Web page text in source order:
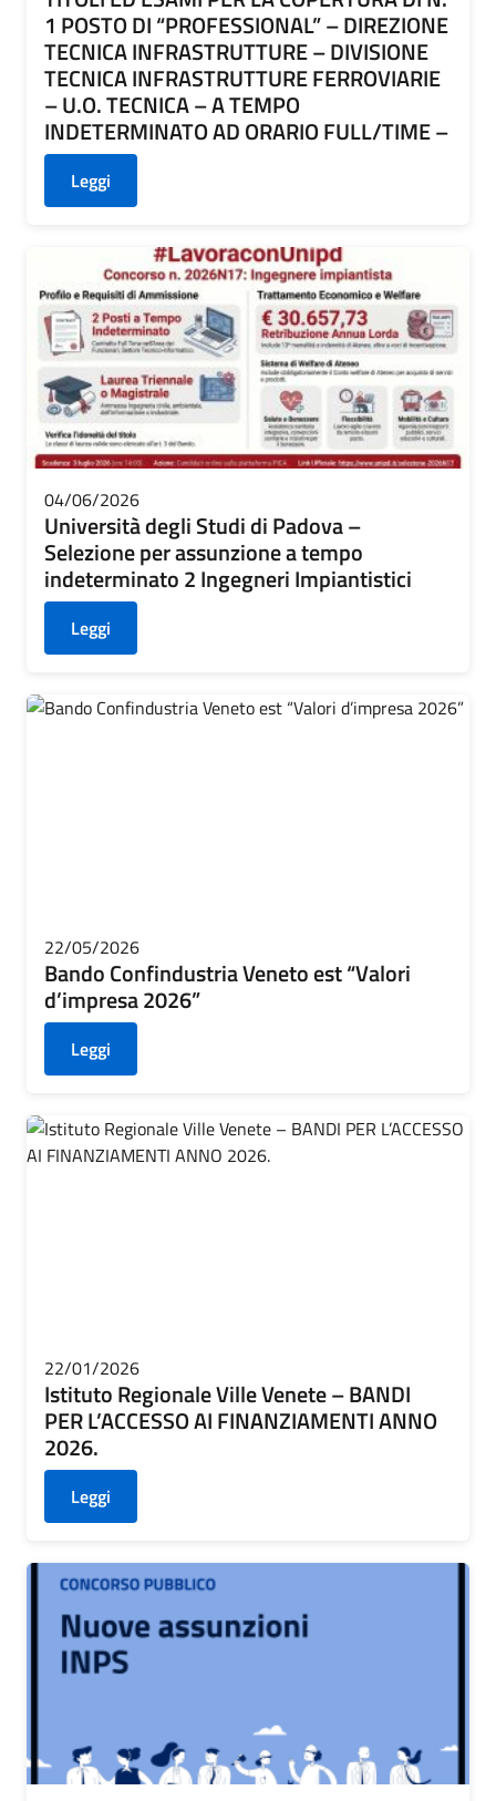
1 POSTO DI “PROFESSIONAL” – DIREZIONE
TECNICA INFRASTRUTTURE – DIVISIONE
TECNICA INFRASTRUTTURE FERROVIARIE
– U.O. TECNICA – A TEMPO
INDETERMINATO AD ORARIO FULL/TIME –
Leggi
04/06/2026
Università degli Studi di Padova –
Selezione per assunzione a tempo
indeterminato 2 Ingegneri Impiantistici
Leggi
22/05/2026
Bando Confindustria Veneto est “Valori
d’impresa 2026”
Leggi
22/01/2026
Istituto Regionale Ville Venete – BANDI
PER L’ACCESSO AI FINANZIAMENTI ANNO
2026.
Leggi